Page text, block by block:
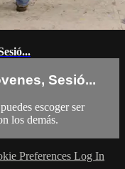
Sesió...
escoger ser
los demás.
Preferences Log In